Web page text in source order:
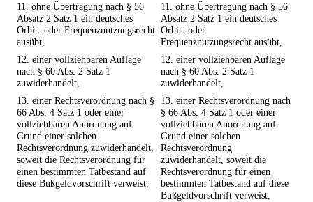
11. ohne Übertragung nach § 56
Absatz 2 Satz 1 ein deutsches
Orbit- oder Frequenznutzungsrecht
ausübt,
11. ohne Übertragung nach § 56
Absatz 2 Satz 1 ein deutsches
Orbit- oder
Frequenznutzungsrecht ausübt,
12. einer vollziehbaren Auflage
nach § 60 Abs. 2 Satz 1
zuwiderhandelt,
12. einer vollziehbaren Auflage
nach § 60 Abs. 2 Satz 1
zuwiderhandelt,
13. einer Rechtsverordnung nach §
66 Abs. 4 Satz 1 oder einer
vollziehbaren Anordnung auf
Grund einer solchen
Rechtsverordnung zuwiderhandelt,
soweit die Rechtsverordnung für
einen bestimmten Tatbestand auf
diese Bußgeldvorschrift verweist,
13. einer Rechtsverordnung nach
§ 66 Abs. 4 Satz 1 oder einer
vollziehbaren Anordnung auf
Grund einer solchen
Rechtsverordnung
zuwiderhandelt, soweit die
Rechtsverordnung für einen
bestimmten Tatbestand auf diese
Bußgeldvorschrift verweist,